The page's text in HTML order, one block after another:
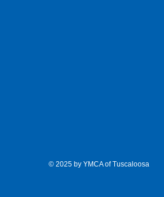
© 2025 by YMCA of Tuscaloosa